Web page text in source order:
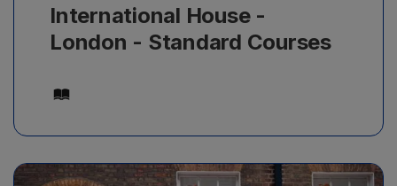
International House -
London - Standard Courses